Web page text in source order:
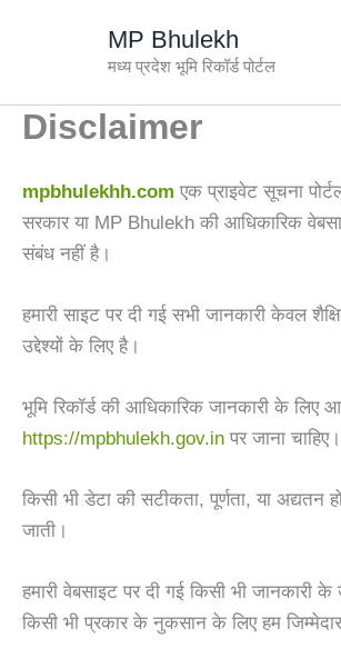
MP Bhulekh
मध्य प्रदेश भूमि रिकॉर्ड पोर्टल
Disclaimer
mpbhulekhh.com एक प्राइवेट सूचना
सरकार या MP Bhulekh की आधिकारिक
संबंध नहीं है।
हमारी साइट पर दी गई सभी जानकारी केवल
उद्देश्यों के लिए है।
भूमि रिकॉर्ड की आधिकारिक जानकारी के लिए
https://mpbhulekh.gov.in पर जाना चाहिए।
किसी भी डेटा की सटीकता, पूर्णता, या अद्यतन
जाती।
हमारी वेबसाइट पर दी गई किसी भी जानकारी
किसी भी प्रकार के नुकसान के लिए हम जिम्मेदार